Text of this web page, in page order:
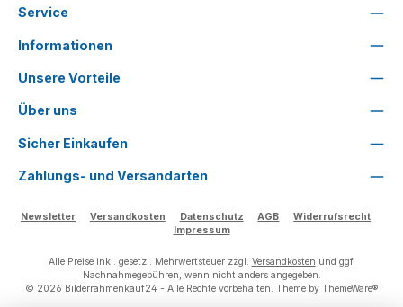
Service
Informationen
Unsere Vorteile
Über uns
Sicher Einkaufen
Zahlungs- und Versandarten
Newsletter Versandkosten Datenschutz AGB
Widerrufsrecht
Impressum
Alle Preise inkl. gesetzl. Mehrwertsteuer zzgl. Versandkosten und ggf.
Nachnahmegebühren, wenn nicht anders angegeben.
© 2026 Bilderrahmenkauf24 - Alle Rechte vorbehalten. Theme by ThemeWare®